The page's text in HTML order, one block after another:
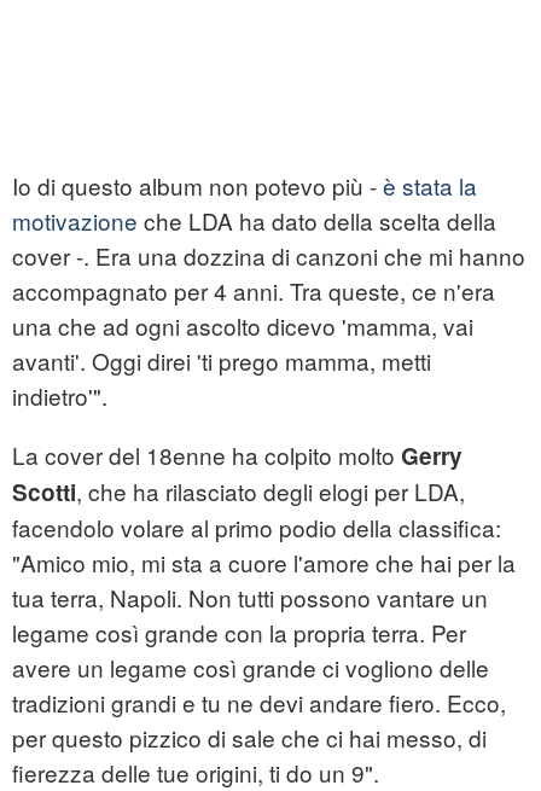
Io di questo album non potevo più -è stata la
motivazione che LDA ha dato della scelta della
cover -. Era una dozzina di canzoni che mi hanno
accompagnato per 4 anni. Tra queste, ce n'era
una che ad ogni ascolto dicevo 'mamma, vai
avanti'. Oggi direi 'ti prego mamma, metti
indietro'".
La cover del 18enne ha colpito molto Gerry
Scotti, che ha rilasciato degli elogi per LDA,
facendolo volare al primo podio della classifica:
"Amico mio, mi sta a cuore l'amore che hai per la
tua terra, Napoli. Non tutti possono vantare un
legame così grande con la propria terra. Per
avere un legame così grande ci vogliono delle
tradizioni grandi e tu ne devi andare fiero. Ecco,
per questo pizzico di sale che ci hai messo, di
fierezza delle tue origini, ti do un 9".